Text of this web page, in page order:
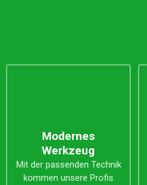
Modernes
Werkzeug
Mit der passenden Technik
kommen unsere Profis